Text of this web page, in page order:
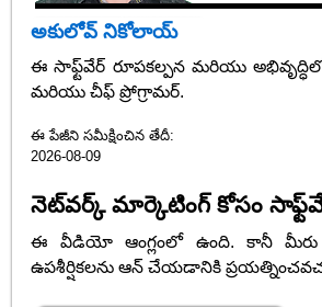
అకులోవ్ నికోలాయ్
ఈ సాఫ్ట్‌వేర్ రూపకల్పన మరియు
మరియు చీఫ్ ప్రోగ్రామర్.
ఈ పేజీని సమీక్షించిన తేదీ:
2026-08-09
నెట్‌వర్క్ మార్కెటింగ్ కోసం
ఈ వీడియో ఆంగ్లంలో ఉంది. కానీ
ఉపశీర్షికలను ఆన్ చేయడానికి